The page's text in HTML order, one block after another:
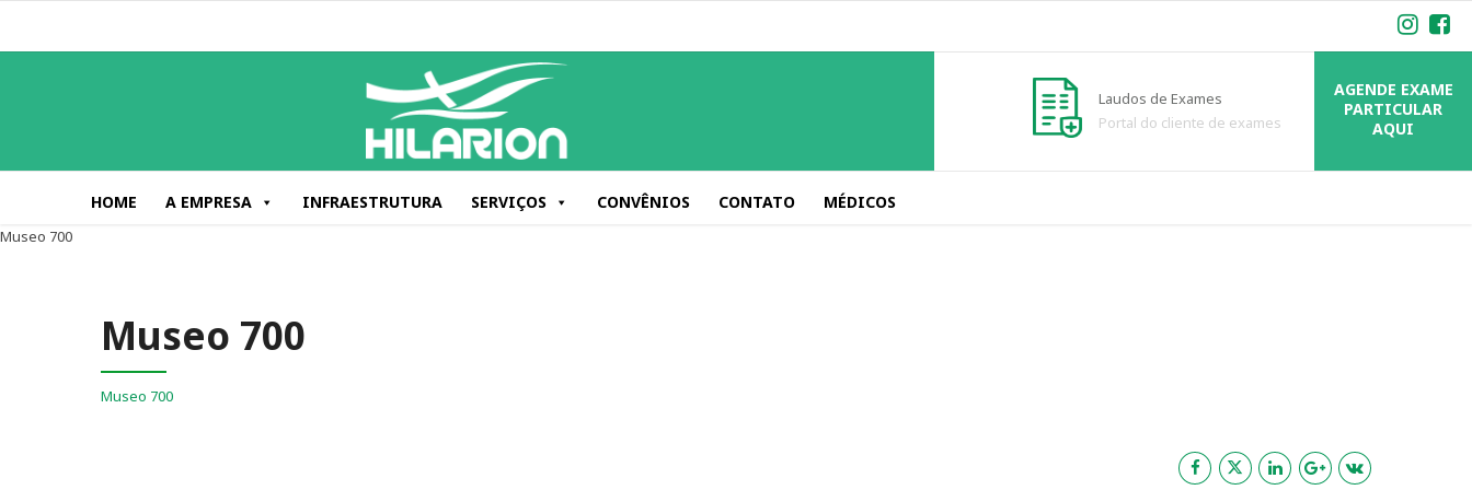
Laudos de Exames
Portal do cliente de exames
AGENDE EXAME
PARTICULAR
AQUI
HOME A EMPRESA INFRAESTRUTURA SERVIÇOS CONVÊNIOS CONTATO MÉDICOS
Museo 700
Museo 700
Museo 700